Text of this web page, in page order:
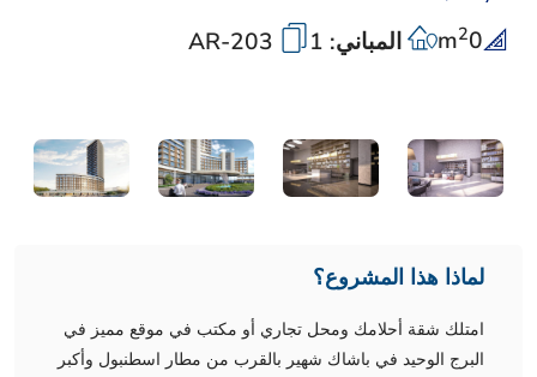
0
m2 المباني: 1
لماذا هذا المشروع؟
امتلك شقة أحلامك ومحل تجاري أو مكتب في موقع مميز في
البرج الوحيد في باشاك شهير بالقرب من مطار اسطنبول وأكبر